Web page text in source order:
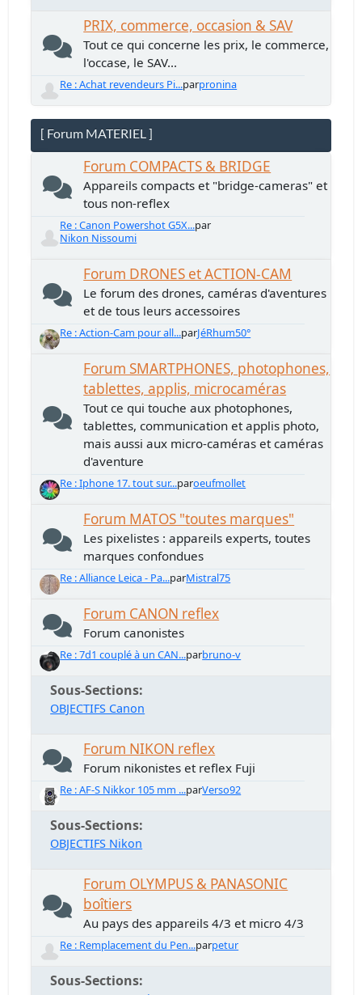
PRIX, commerce, occasion & SAV
Tout ce qui concerne les prix, le commerce,
l'occase, le SAV...
Re : Achat revendeurs Pi...parpronina
[ Forum MATERIEL ]
Forum COMPACTS & BRIDGE
Appareils compacts et "bridge-cameras" et
tous non-reflex
Re : Canon Powershot G5X...par
Nikon Nissoumi
Forum DRONES et ACTION-CAM
Le forum des drones, caméras d'aventures
et de tous leurs accessoires
Re : Action-Cam pour all...parJéRhum50°
Forum SMARTPHONES, photophones,
tablettes, applis, microcaméras
Tout ce qui touche aux photophones,
tablettes, communication et applis photo,
mais aussi aux micro-caméras et caméras
d'aventure
Re : Iphone 17. tout sur...paroeufmollet
Forum MATOS "toutes marques"
Les pixelistes : appareils experts, toutes
marques confondues
Re : Alliance Leica - Pa...parMistral75
Forum CANON reflex
Forum canonistes
Re : 7d1 couplé à un CAN...parbruno-v
Sous-Sections
OBJECTIFS Canon
Forum NIKON reflex
Forum nikonistes et reflex Fuji
Re : AF-S Nikkor 105 mm ...parVerso92
Sous-Sections
OBJECTIFS Nikon
Forum OLYMPUS & PANASONIC
boîtiers
Au pays des appareils 4/3 et micro 4/3
Re : Remplacement du Pen...parpetur
Sous-Sections